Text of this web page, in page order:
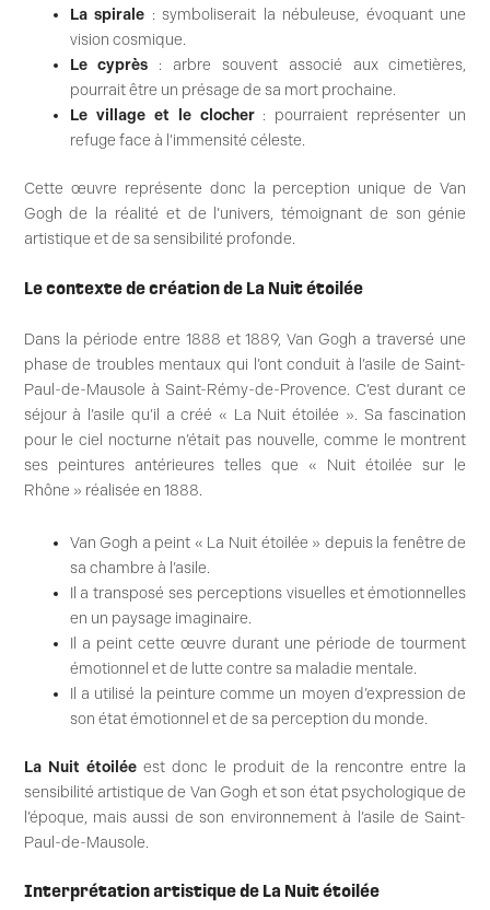
La spirale : symboliserait la nébuleuse, évoquant une
vision cosmique.
Le cyprès : arbre souvent associé aux cimetières,
pourrait être un présage de sa mort prochaine.
Le village et le clocher: pourraient représenter un
refuge face à l’immensité céleste.
Cette œuvre représente donc la perception unique de Van
Gogh de la réalité et de l’univers, témoignant de son génie
artistique et de sa sensibilité profonde.
Le contexte de création de La Nuit étoilée
Dans la période entre 1888 et 1889, Van Gogh a traversé une
phase de troubles mentaux qui l’ont conduit à l’asile de Saint-
Paul-de-Mausole à Saint-Rémy-de-Provence. C’est durant ce
séjour à l’asile qu’il a créé « La Nuit étoilée ». Sa fascination
pour le ciel nocturne n’était pas nouvelle, comme le montrent
ses peintures antérieures telles que « Nuit étoilée sur le
Rhône » réalisée en 1888.
Van Gogh a peint « La Nuit étoilée » depuis la fenêtre de
sa chambre à l’asile.
Il a transposé ses perceptions visuelles et émotionnelles
en un paysage imaginaire.
Il a peint cette œuvre durant une période de tourment
émotionnel et de lutte contre sa maladie mentale.
Il a utilisé la peinture comme un moyen d’expression de
son état émotionnel et de sa perception du monde.
La Nuit étoiléeest donc le produit de la rencontre entre la
sensibilité artistique de Van Gogh et son état psychologique de
l’époque, mais aussi de son environnement à l’asile de Saint-
Paul-de-Mausole.
Interprétation artistique de La Nuit étoilée